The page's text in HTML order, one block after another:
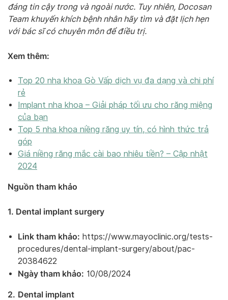
đáng tin cậy trong và ngoài nước. Tuy nhiên, Docosan
Team khuyến khích bệnh nhân hãy tìm và đặt lịch hẹn
với bác sĩ có chuyên môn để điều trị.
Xem thêm:
Top 20 nha khoa Gò Vấp dịch vụ đa dạng và chi phí
rẻ
Implant nha khoa – Giải pháp tối ưu cho răng miệng
của bạn
Top 5 nha khoa niềng răng uy tín, có hình thức trả
góp
Giá niềng răng mắc cài bao nhiêu tiền? – Cập nhật
2024
Nguồn tham khảo
1. Dental implant surgery
Link tham khảo: https://www.mayoclinic.org/tests-
procedures/dental-implant-surgery/about/pac-
20384622
Ngày tham khảo: 10/08/2024
2. Dental implant